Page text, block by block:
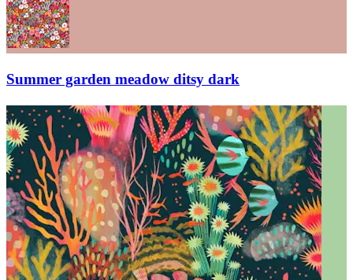
Summer garden meadow ditsy dark